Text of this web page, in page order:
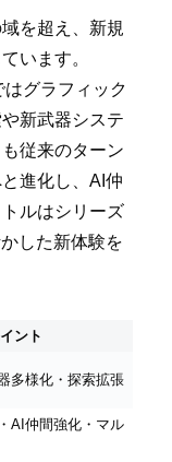
を超え、新規
います。
はグラフィック
新武器システ
従来のターン
進化し、AI仲
ルはシリーズ
した新体験を
ント
多様化・探索拡張
AI仲間強化・マル